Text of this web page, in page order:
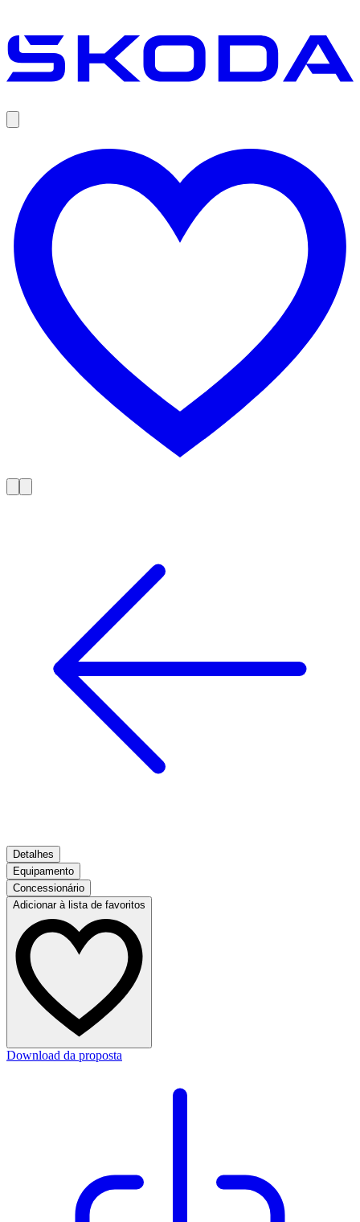
Detalhes
Equipamento
Concessionário
Adicionar à lista de favoritos
Download da proposta